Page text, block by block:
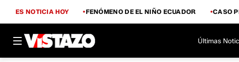
ES NOTICIA HOY FENÓMENO DE EL NIÑO ECUADOR CASO
Últimas